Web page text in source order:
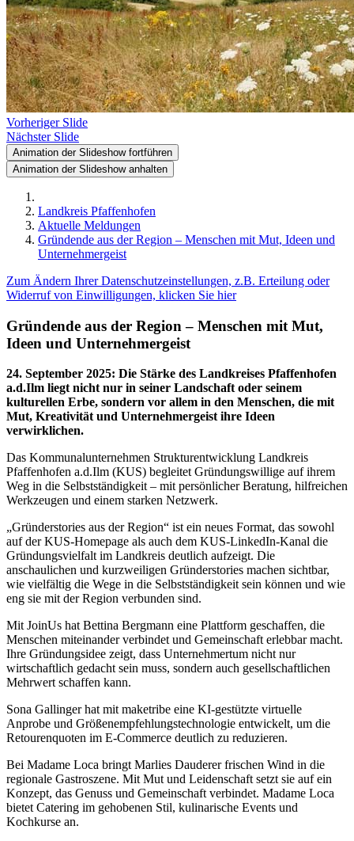
Vorheriger Slide
Nächster Slide
Animation der Slideshow fortführen
Animation der Slideshow anhalten
Landkreis Pfaffenhofen
Aktuelle Meldungen
Gründende aus der Region – Menschen mit Mut, Ideen und
Unternehmergeist
Zum Ändern Ihrer Datenschutzeinstellungen, z.B. Erteilung oder
Widerruf von Einwilligungen, klicken Sie hier
Gründende aus der Region – Menschen mit Mut,
Ideen und Unternehmergeist
24. September 2025: Die Stärke des Landkreises Pfaffenhofen
a.d.Ilm liegt nicht nur in seiner Landschaft oder seinem
kulturellen Erbe, sondern vor allem in den Menschen, die mit
Mut, Kreativität und Unternehmergeist ihre Ideen
verwirklichen.
Das Kommunalunternehmen Strukturentwicklung Landkreis
Pfaffenhofen a.d.Ilm (KUS) begleitet Gründungswillige auf ihrem
Weg in die Selbstständigkeit – mit persönlicher Beratung, hilfreichen
Werkzeugen und einem starken Netzwerk.
„Gründerstories aus der Region“ ist ein neues Format, das sowohl
auf der KUS-Homepage als auch dem KUS-LinkedIn-Kanal die
Gründungsvielfalt im Landkreis deutlich aufzeigt. Die
anschaulichen und kurzweiligen Gründerstories machen sichtbar,
wie vielfältig die Wege in die Selbstständigkeit sein können und wie
eng sie mit der Region verbunden sind.
Mit JoinUs hat Bettina Bergmann eine Plattform geschaffen, die
Menschen miteinander verbindet und Gemeinschaft erlebbar macht.
Ihre Gründungsidee zeigt, dass Unternehmertum nicht nur
wirtschaftlich gedacht sein muss, sondern auch gesellschaftlichen
Mehrwert schaffen kann.
Sona Gallinger hat mit maketribe eine KI-gestützte virtuelle
Anprobe und Größenempfehlungstechnologie entwickelt, um die
Retourenquoten im E-Commerce deutlich zu reduzieren.
Bei Madame Loca bringt Marlies Dauderer frischen Wind in die
regionale Gastroszene. Mit Mut und Leidenschaft setzt sie auf ein
Konzept, das Genuss und Gemeinschaft verbindet. Madame Loca
bietet Catering im gehobenen Stil, kulinarische Events und
Kochkurse an.